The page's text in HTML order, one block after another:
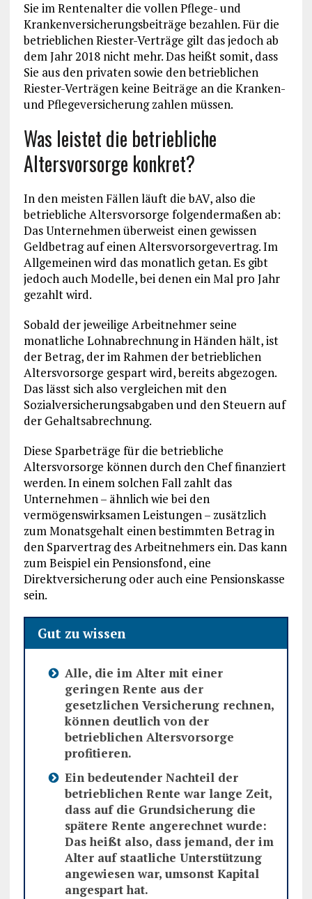
Sie im Rentenalter die vollen Pflege- und
Krankenversicherungsbeiträge bezahlen. Für die
betrieblichen Riester-Verträge gilt das jedoch ab
dem Jahr 2018 nicht mehr. Das heißt somit, dass
Sie aus den privaten sowie den betrieblichen
Riester-Verträgen keine Beiträge an die Kranken-
und Pflegeversicherung zahlen müssen.
Was leistet die betriebliche
Altersvorsorge konkret?
In den meisten Fällen läuft die bAV, also die
betriebliche Altersvorsorge folgendermaßen ab:
Das Unternehmen überweist einen gewissen
Geldbetrag auf einen Altersvorsorgevertrag. Im
Allgemeinen wird das monatlich getan. Es gibt
jedoch auch Modelle, bei denen ein Mal pro Jahr
gezahlt wird.
Sobald der jeweilige Arbeitnehmer seine
monatliche Lohnabrechnung in Händen hält, ist
der Betrag, der im Rahmen der betrieblichen
Altersvorsorge gespart wird, bereits abgezogen.
Das lässt sich also vergleichen mit den
Sozialversicherungsabgaben und den Steuern auf
der Gehaltsabrechnung.
Diese Sparbeträge für die betriebliche
Altersvorsorge können durch den Chef finanziert
werden. In einem solchen Fall zahlt das
Unternehmen – ähnlich wie bei den
vermögenswirksamen Leistungen – zusätzlich
zum Monatsgehalt einen bestimmten Betrag in
den Sparvertrag des Arbeitnehmers ein. Das kann
zum Beispiel ein Pensionsfond, eine
Direktversicherung oder auch eine Pensionskasse
sein.
Gut zu wissen
Alle, die im Alter mit einer
geringen Rente aus der
gesetzlichen Versicherung rechnen,
können deutlich von der
betrieblichen Altersvorsorge
profitieren.
Ein bedeutender Nachteil der
betrieblichen Rente war lange Zeit,
dass auf die Grundsicherung die
spätere Rente angerechnet wurde:
Das heißt also, dass jemand, der im
Alter auf staatliche Unterstützung
angewiesen war, umsonst Kapital
angespart hat.